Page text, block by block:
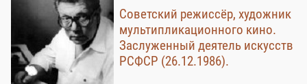
Советский режиссёр, художник
мультипликационного кино.
Заслуженный деятель искусств
РСФСР (26.12.1986).